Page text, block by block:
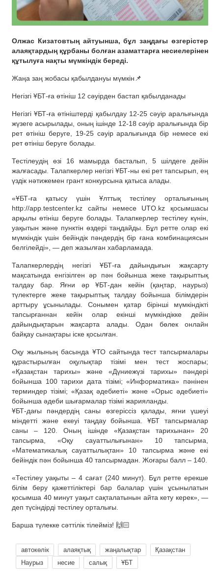
Олжас Кизатовтың айтуынша, бұл заңдағы өзгерістер
алаяқтардың құрбаны болған азаматтарға несиелерінен
құтылуға нақты мүмкіндік береді.
Жаңа заң жобасы қабылдануы мүмкін📌
Негізгі ҰБТ-ға өтініш 12 сәуірден бастап қабылданады
Негізгі ҰБТ-ға өтініштерді қабылдау 12-25 сәуір аралығында
жүзеге асырылады, оның ішінде 12-18 сәуір аралығында бір
рет өтініш беруге, 19-25 сәуір аралығында бір немесе екі
рет өтініш беруге болады.
Тестілеудің өзі 16 мамырда басталып, 5 шілдеге дейін
жалғасады. Талапкерлер негізгі ҰБТ-ны екі рет тапсырып, ең
үздік нәтижемен грант конкурсына қатыса алады.
«ҰБТ-ға қатысу үшін Ұлттық тестілеу орталығының
http://app.testcenter.kz сайты немесе UTO.kz қосымшасы
арқылы өтініш беруге болады. Талапкерлер тестілеу күнін,
уақытын және пунктін өздері таңдайды. Бұл ретте олар екі
мүмкіндік үшін бейіндік пәндердің бір ғана комбинациясын
белгілейді», — деп жазылған хабарламада.
Талапкерлердің негізгі ҰБТ-ға дайындығын жақсарту
мақсатында енгізілген әр пән бойынша жеке тақырыптық
талдау бар. Яғни әр ҰБТ-дан кейін (қаңтар, наурыз)
түлектерге жеке тақырыптық талдау бойынша білімдерін
арттыру ұсынылады. Сонымен қатар бірінші мүмкіндікті
тапсырғаннан кейін олар екінші мүмкіндікке дейін
дайындықтарын жақсарта алады. Одан бөлек онлайн
байқау сынақтары іске қосылған.
Оқу жылының басында ҰТО сайтында тест тапсырмалары
құрастырылған оқулықтар тізімі мен тест жоспары;
«Қазақстан тарихы» және «Дүниежүзі тарихы» пәндері
бойынша 100 тарихи дата тізімі; «Информатика» пәнінен
терминдер тізімі; «Қазақ әдебиеті» және «Орыс әдебиеті»
бойынша әдеби шығармалар тізімі жарияланды.
ҰБТ-дағы пәндердің саны өзгеріссіз қалады, яғни үшеуі
міндетті және екеуі таңдау бойынша. ҰБТ тапсырмалар
саны – 120. Оның ішінде «Қазақстан тарихынан» 20
тапсырма, «Оқу сауаттылығынан» 10 тапсырма,
«Математикалық сауаттылықтан» 10 тапсырма және екі
бейіндік пән бойынша 40 тапсырмадан. Жоғары балл – 140.
«Тестілеу уақыты – 4 сағат (240 минут). Бұл ретте ерекше
білім беру қажеттіліктері бар балалар үшін ұсынылатын
қосымша 40 минут уақыт сақталатынын айта кету керек», —
деп түсіндірді тестілеу орталығы.
Барша түлекке сәттілік тілейміз! 🙌🏻
автокөлік алаяқтық жаңалықтар
Қазақстан
Наурыз
несие салық ҰБТ